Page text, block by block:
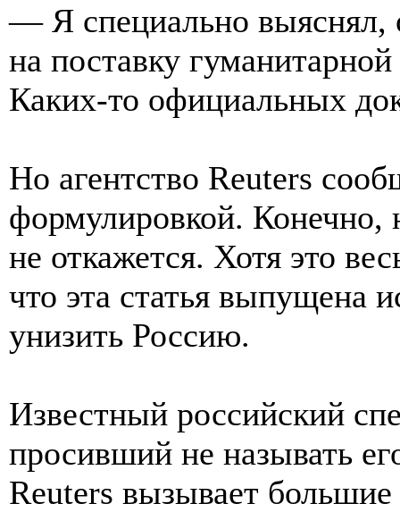
— Я специально выяснял,
на поставку
Каких-то официальных
Но агентство Reuters
формулировкой. Конечно,
не откажется. Хотя это
что эта статья выпущена
унизить Россию.
Известный российский
просивший не называть
Reuters вызывает